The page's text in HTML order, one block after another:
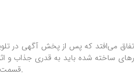
ساخته شده باید به قدری جذاب و
قسمت به بهترین ویژگی های کلیدی تیزر تبلیغاتی اشاره خواهیم نمود.